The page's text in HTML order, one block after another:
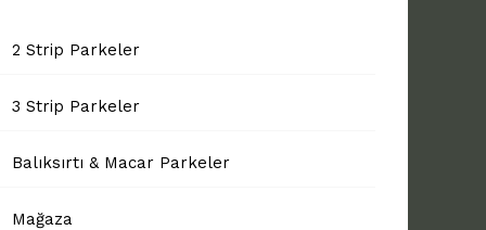
2 Strip Parkeler
3 Strip Parkeler
Balıksırtı & Macar Parkeler
Mağaza